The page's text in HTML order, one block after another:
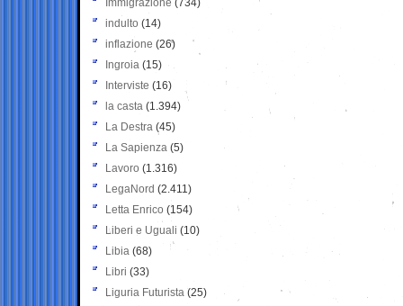
Immigrazione (734)
indulto (14)
inflazione (26)
Ingroia (15)
Interviste (16)
la casta (1.394)
La Destra (45)
La Sapienza (5)
Lavoro (1.316)
LegaNord (2.411)
Letta Enrico (154)
Liberi e Uguali (10)
Libia (68)
Libri (33)
Liguria Futurista (25)